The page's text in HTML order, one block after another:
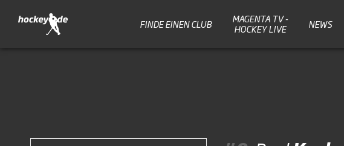
FINDE EINEN CLUB
MAGENTA TV -
HOCKEY LIVE
NEWS